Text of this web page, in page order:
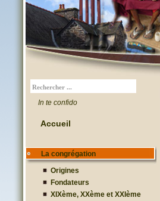
In te confido
Accueil
La congrégation
Origines
Fondateurs
XIXème, XXème et XXIème